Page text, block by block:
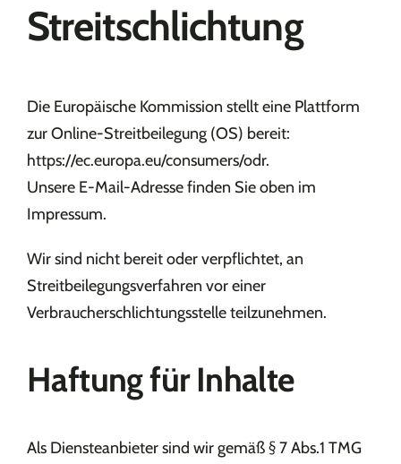
Streitschlichtung
Die Europäische Kommission stellt eine Plattform
zur Online-Streitbeilegung (OS) bereit:
https://ec.europa.eu/consumers/odr.
Unsere E-Mail-Adresse finden Sie oben im
Impressum.
Wir sind nicht bereit oder verpflichtet, an
Streitbeilegungsverfahren vor einer
Verbraucherschlichtungsstelle teilzunehmen.
Haftung für Inhalte
Als Diensteanbieter sind wir gemäß § 7 Abs.1 TMG